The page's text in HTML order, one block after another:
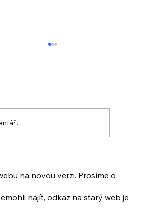
lekcena novou verzi. Prosíme o
najít, odkaz na starý web je